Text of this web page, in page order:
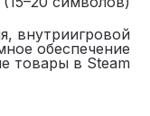
внутриигровой
обеспечение
товары в Steam